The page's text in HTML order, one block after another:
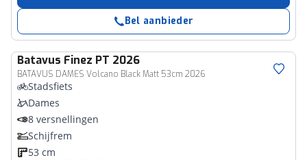
Bel aanbieder
Batavus Finez PT 2026
BATAVUS DAMES Volcano Black Matt 53cm 2026
Stadsfiets
Dames
8 versnellingen
Schijfrem
53 cm